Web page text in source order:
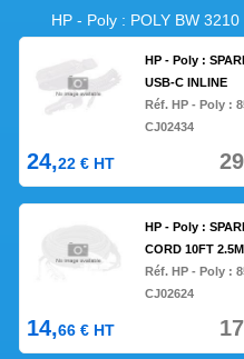
HP - Poly : POLY BW
HP - Poly :
USB-C INLINE
Réf. HP - Poly :
CJ02434
24,22 € HT
HP - Poly :
CORD 10FT
Réf. HP - Poly :
CJ02624
14,66 € HT